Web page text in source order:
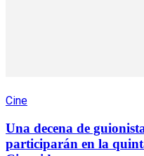
Cine
Una decena de
participarán en la